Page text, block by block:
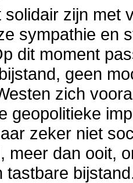
solidair zijn met
sympathie en
dit moment
geen
zich
geopolitieke
zeker niet
meer dan ooit,
tastbare